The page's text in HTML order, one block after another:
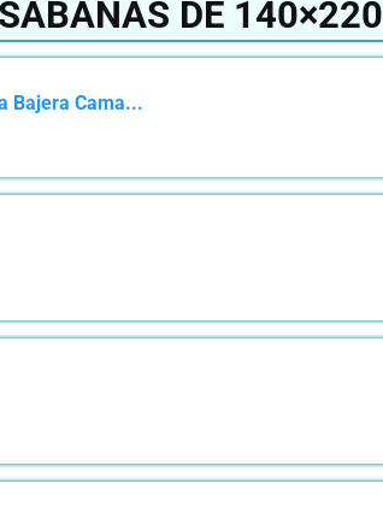
DE 140×220
Bajera Cama...